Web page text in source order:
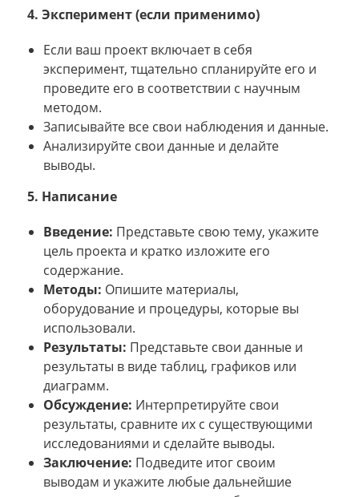
4. Эксперимент (если применимо)
Если ваш проект включает в себя
эксперимент, тщательно спланируйте его и
проведите его в соответствии с научным
методом.
Записывайте все свои наблюдения и данные.
Анализируйте свои данные и делайте
выводы.
5. Написание
Введение: Представьте свою тему, укажите
цель проекта и кратко изложите его
содержание.
Методы: Опишите материалы,
оборудование и процедуры, которые вы
использовали.
Результаты: Представьте свои данные и
результаты в виде таблиц, графиков или
диаграмм.
Обсуждение: Интерпретируйте свои
результаты, сравните их с существующими
исследованиями и сделайте выводы.
Заключение: Подведите итог своим
выводам и укажите любые дальнейшие